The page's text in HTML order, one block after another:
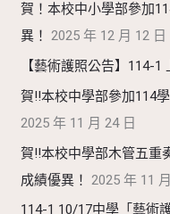
賀！本校中小學部參加
異！ 2025 年 12 月 12 日
【藝術護照公告】114-1
賀!!本校中學部參加114
2025 年 11 月 24 日
賀!!本校中學部木管五重
成績優異！ 2025 年 11
114-1 10/17中學「藝術